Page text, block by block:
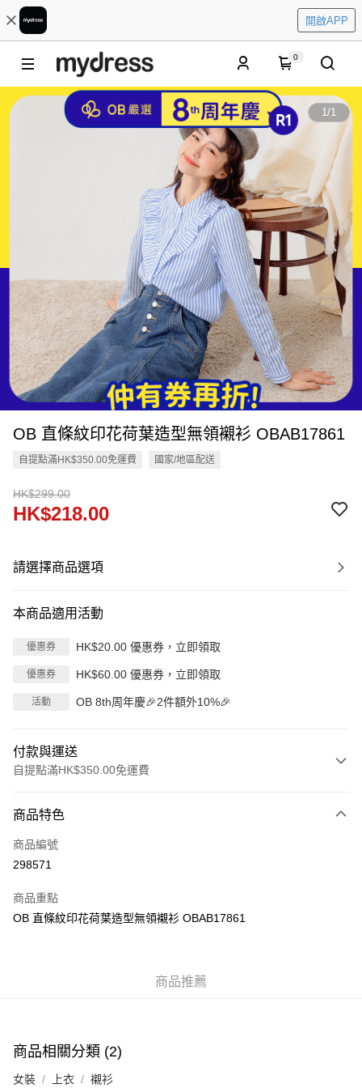
開啟APP
0
1/1
OB 直條紋印花荷葉造型無領襯衫 OBAB17861
自提點滿HK$350.00免運費 國家/地區配送
HK$299.00
HK$218.00
請選擇商品選項
本商品適用活動
優惠券 HK$20.00 優惠券，立即領取
優惠券 HK$60.00 優惠券，立即領取
活動 OB 8th周年慶🎉2件額外10%🎉
付款與運送
自提點滿HK$350.00免運費
信用卡
Apple Pay
PayMe
付款後順豐站及營業點
每筆HK$40.00，滿HK$350.00或以上免運費
商品特色
商品編號
298571
商品重點
OB 直條紋印花荷葉造型無領襯衫 OBAB17861
商品推薦
商品相關分類 (2)
女裝 上衣 襯衫